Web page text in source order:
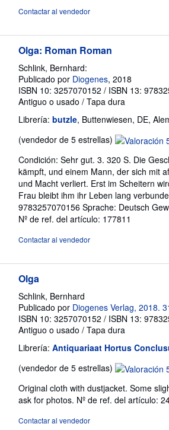
Contactar al vendedor
Olga: Roman Roman
Schlink, Bernhard:
Publicado por Diogenes, 2018
ISBN 10: 3257070152 / ISBN 13:
Antiguo o usado / Tapa dura
Librería: butzle, Buttenwiesen, DE,
(vendedor de 5 estrellas) Calificación
vendedor:
5
de
5
estrellas
Condición: Sehr gut. 3. 320 S. Die
kämpft, und einem Mann, der sich mit
und Macht verliert. Erst im Scheitern
Frau bleibt ihm ihr Leben lang
9783257070156 Sprache: Deutsch
Nº de ref. del artículo: 177811
Contactar al vendedor
Olga
Schlink, Bernhard
Publicado por Diogenes Verlag, 2018.
ISBN 10: 3257070152 / ISBN 13:
Antiguo o usado / Tapa dura
Librería: Antiquariaat Hortus
(vendedor de 5 estrellas) Calificación
vendedor:
5
Original cloth with dustjacket. Some
ask for photos. Nº de ref. del artículo:
Contactar al vendedor